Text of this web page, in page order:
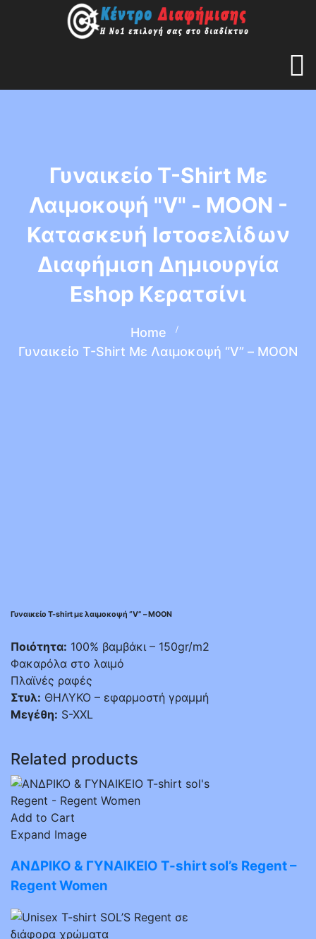
Γυναικείο T-Shirt Με
Λαιμοκοψή "V" - ΜΟΟΝ -
Κατασκευή Ιστοσελίδων
Διαφήμιση Δημιουργία
Eshop Κερατσίνι
Home
Γυναικείο T-Shirt Με Λαιμοκοψή “V” – ΜΟΟΝ
Γυναικείο T-shirt με λαιμοκοψή “V” – ΜΟΟΝ
Ποιότητα: 100% βαμβάκι – 150gr/m2
Φακαρόλα στο λαιμό
Πλαϊνές ραφές
Στυλ: ΘΗΛΥΚΟ – εφαρμοστή γραμμή
Μεγέθη: S-XXL
Related products
Add to Cart
Expand Image
ΑΝΔΡΙΚΟ & ΓΥΝΑΙΚΕΙΟ T-shirt sol’s Regent –
Regent Women